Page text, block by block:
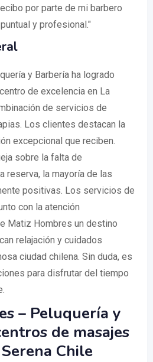
por parte de mi barbero
y profesional."
y Barbería ha logrado
de excelencia en La
de servicios de
Los clientes destacan la
excepcional que reciben.
sobre la falta de
reserva, la mayoría de las
positivas. Los servicios de
con la atención
Matiz Hombres un destino
relajación y cuidados
ciudad chilena. Sin duda, es
para disfrutar del tiempo
– Peluquería y
de masajes
Chile